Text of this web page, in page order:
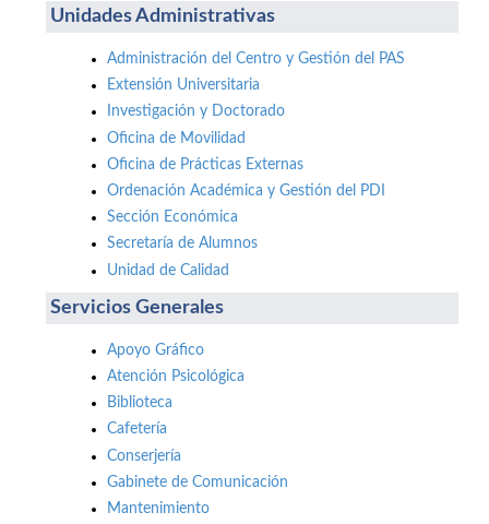
Unidades Administrativas
Administración del Centro y Gestión del PAS
Extensión Universitaria
Investigación y Doctorado
Oficina de Movilidad
Oficina de Prácticas Externas
Ordenación Académica y Gestión del PDI
Sección Económica
Secretaría de Alumnos
Unidad de Calidad
Servicios Generales
Apoyo Gráfico
Atención Psicológica
Biblioteca
Cafetería
Conserjería
Gabinete de Comunicación
Mantenimiento